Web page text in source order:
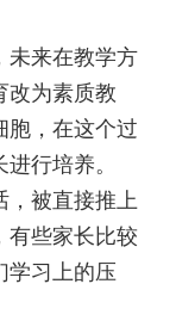
来在教学方
改为素质教
胞，在这个过
行培养。
被直接推上
有些家长比较
学习上的压